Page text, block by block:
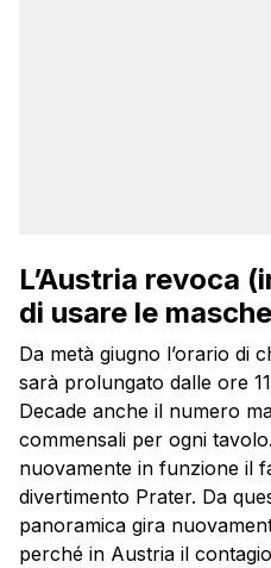
L’Austria revoca
di usare le
Da metà giugno l’orario di
sarà prolungato dalle ore
Decade anche il numero
commensali per ogni
nuovamente in funzione il
divertimento Prater. Da
panoramica gira
perché in Austria il